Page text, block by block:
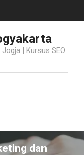
| Kursus SEO
dan